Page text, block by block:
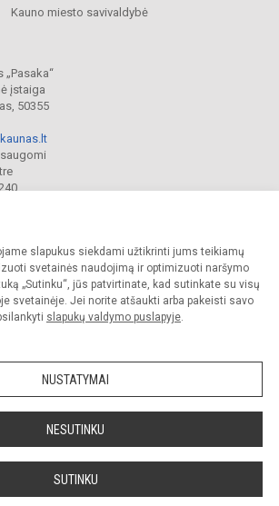
slapukus siekdami užtikrinti jums teikiamų
svetainės naudojimą ir optimizuoti naršymo
„Sutinku“, jūs patvirtinate, kad sutinkate su visų
svetainėje. Jei norite atšaukti arba pakeisti savo
slapukų valdymo puslapyje.
NUSTATYMAI
NESUTINKU
SUTINKU
Kauno miesto savivaldybė
įstaiga
50355
darželis „Pasaka“. Visos teisės saugomos.
įstaigos administracijos sutikimo griežtai draudžiama.
paraiška Slapukų valdymas
atnaujinti